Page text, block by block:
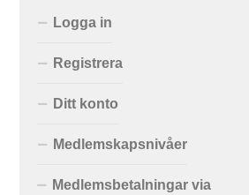
Logga in
Registrera
Ditt konto
Medlemskapsnivåer
Medlemsbetalningar via